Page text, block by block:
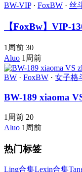
BW-VIP· FoxBW · 丝
【FoxBw】VIP-
1周前 30
Aluo 1周前
BW · FoxBW · 女子格
BW-189 xiaoma
1周前 20
Aluo 1周前
热门标签
Ling合集Lexin合集